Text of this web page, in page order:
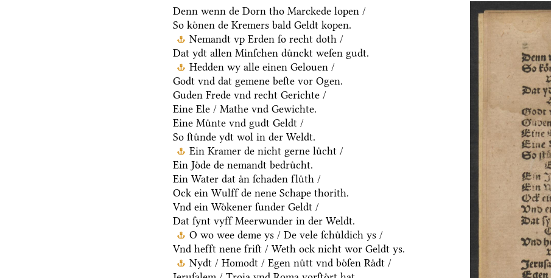
Denn wenn de Dorn tho Marckede lopen /
So koͤnen de Kremers bald Geldt kopen.
Nemandt vp Erden ſo recht doth /
Dat ydt allen Minſchen duͤnckt weſen gudt.
Hedden wy alle einen Gelouen /
Godt vnd dat gemene beſte vor Ogen.
Guden Frede vnd recht Gerichte /
Eine Ele / Mathe vnd Gewichte.
Eine Muͤnte vnd gudt Geldt /
So ſtuͤnde ydt wol in der Weldt.
Ein Kramer de nicht gerne luͤcht /
Ein Joͤde de nemandt bedruͤcht.
Ein Water dat aͤn ſchaden fluͤth /
Ock ein Wulff de nene Schape thorith.
Vnd ein Woͤkener ſunder Geldt /
Dat ſynt vyff Meerwunder in der Weldt.
O wo wee deme ys / De vele ſchuͤldich ys /
Vnd hefft nene friſt / Weth ock nicht wor Geldt ys.
Nydt / Homodt / Egen nuͤtt vnd boͤſen Raͤdt /